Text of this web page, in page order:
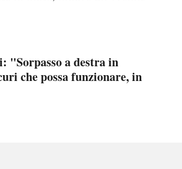
"Sorpasso a destra in
che possa funzionare, in